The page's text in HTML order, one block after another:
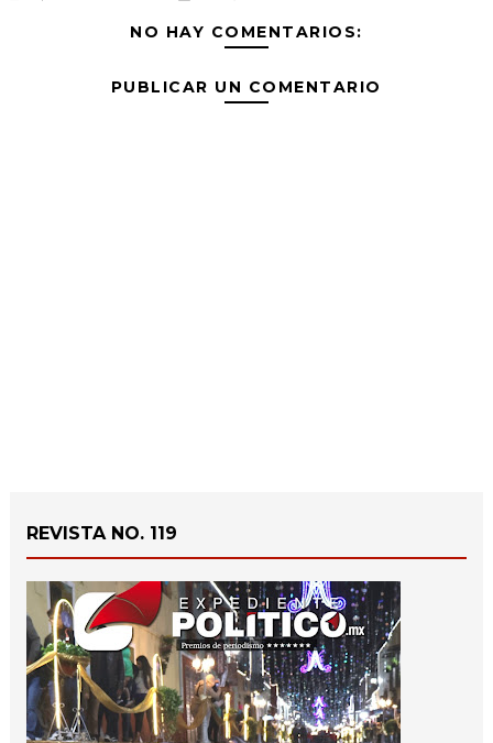
NO HAY COMENTARIOS:
PUBLICAR UN COMENTARIO
REVISTA NO. 119